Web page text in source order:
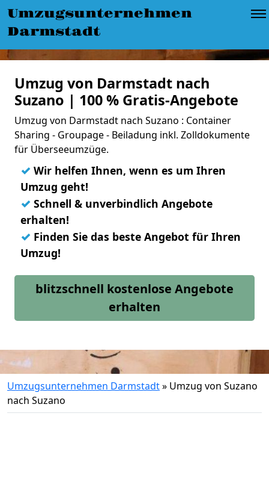
Umzugsunternehmen
Darmstadt
Umzug von Darmstadt nach
Suzano | 100 % Gratis-Angebote
Umzug von Darmstadt nach Suzano : Container
Sharing - Groupage - Beiladung inkl. Zolldokumente
für Überseeumzüge.
✓ Wir helfen Ihnen, wenn es um Ihren
Umzug geht!
✓ Schnell & unverbindlich Angebote
erhalten!
✓ Finden Sie das beste Angebot für Ihren
Umzug!
blitzschnell kostenlose Angebote
erhalten
Umzugsunternehmen Darmstadt» Umzug von Suzano
nach Suzano